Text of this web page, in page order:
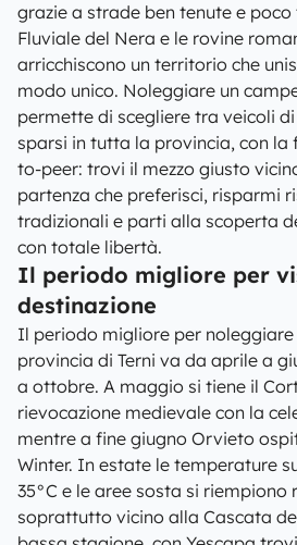
grazie a strade ben tenute e
Fluviale del Nera e le rovine
arricchiscono un territorio che
modo unico. Noleggiare un
permette di scegliere tra veicoli
sparsi in tutta la provincia, con la
to-peer: trovi il mezzo giusto
partenza che preferisci, risparmi
tradizionali e parti alla scoperta
con totale libertà.
Il periodo migliore per
destinazione
Il periodo migliore per noleggiare
provincia di Terni va da aprile a
a ottobre. A maggio si tiene il
rievocazione medievale con la
mentre a fine giugno Orvieto
Winter. In estate le temperature
35°C e le aree sosta si riempiono
soprattutto vicino alla Cascata